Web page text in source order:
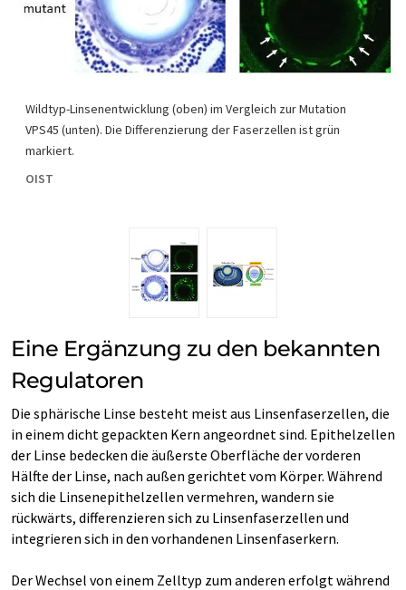
Wildtyp-Linsenentwicklung (oben) im Vergleich zur Mutation
VPS45 (unten). Die Differenzierung der Faserzellen ist grün
markiert.
OIST
Eine Ergänzung zu den bekannten
Regulatoren
Die sphärische Linse besteht meist aus Linsenfaserzellen, die
in einem dicht gepackten Kern angeordnet sind. Epithelzellen
der Linse bedecken die äußerste Oberfläche der vorderen
Hälfte der Linse, nach außen gerichtet vom Körper. Während
sich die Linsenepithelzellen vermehren, wandern sie
rückwärts, differenzieren sich zu Linsenfaserzellen und
integrieren sich in den vorhandenen Linsenfaserkern.
Der Wechsel von einem Zelltyp zum anderen erfolgt während